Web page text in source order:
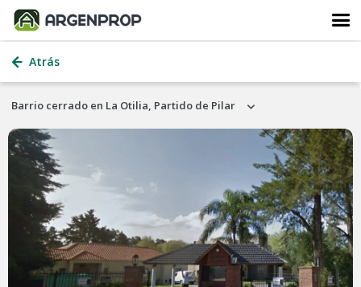
Atrás
Barrio cerrado en La Otilia, Partido de Pilar